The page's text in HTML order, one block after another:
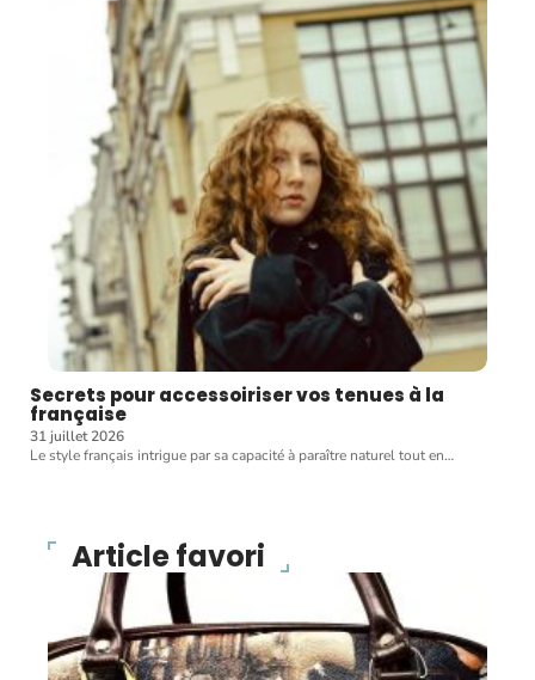
Secrets pour accessoiriser vos tenues à la
française
31 juillet 2026
Le style français intrigue par sa capacité à paraître naturel tout en…
Article favori